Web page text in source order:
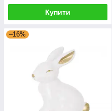
Купити
–16%